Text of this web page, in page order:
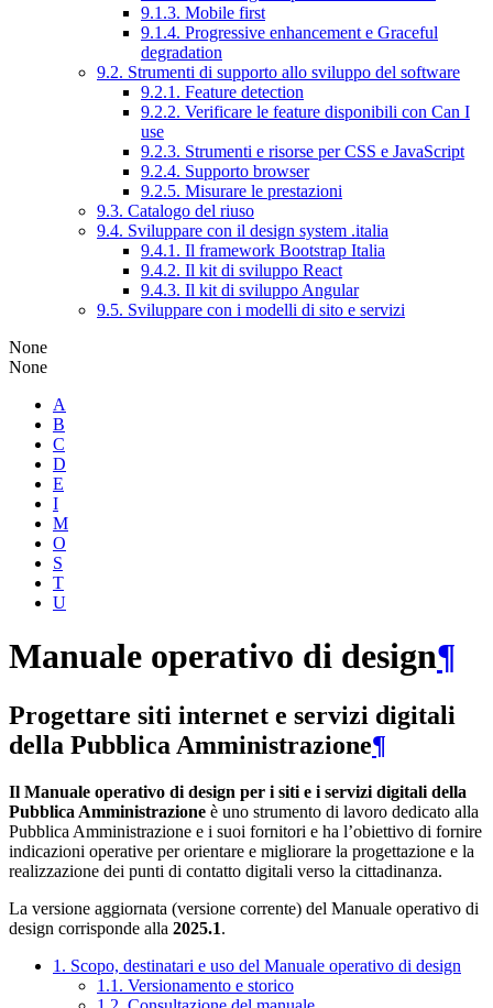
9.1.3. Mobile first
9.1.4. Progressive enhancement e Graceful
degradation
9.2. Strumenti di supporto allo sviluppo del software
9.2.1. Feature detection
9.2.2. Verificare le feature disponibili con Can I
use
9.2.3. Strumenti e risorse per CSS e JavaScript
9.2.4. Supporto browser
9.2.5. Misurare le prestazioni
9.3. Catalogo del riuso
9.4. Sviluppare con il design system .italia
9.4.1. Il framework Bootstrap Italia
9.4.2. Il kit di sviluppo React
9.4.3. Il kit di sviluppo Angular
9.5. Sviluppare con i modelli di sito e servizi
None
None
A
B
C
D
E
I
M
O
S
T
U
Manuale operativo di design¶
Progettare siti internet e servizi digitali
della Pubblica Amministrazione¶
Il Manuale operativo di design per i siti e i servizi digitali della
Pubblica Amministrazione è uno strumento di lavoro dedicato alla
Pubblica Amministrazione e i suoi fornitori e ha l’obiettivo di fornire
indicazioni operative per orientare e migliorare la progettazione e la
realizzazione dei punti di contatto digitali verso la cittadinanza.
La versione aggiornata (versione corrente) del Manuale operativo di
design corrisponde alla 2025.1.
1. Scopo, destinatari e uso del Manuale operativo di design
1.1. Versionamento e storico